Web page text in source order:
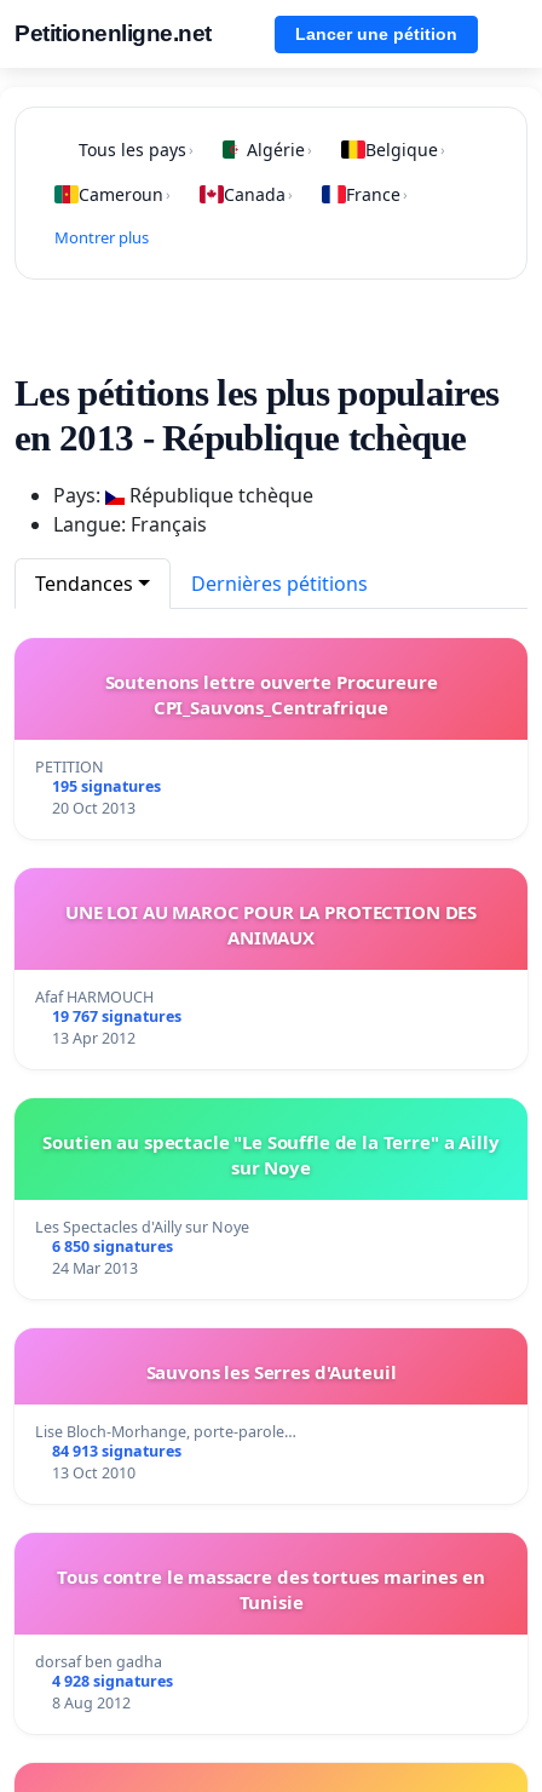
Petitionenligne.net Lancer une pétition
Tous les pays › Algérie› Belgique›
Cameroun › Canada › France›
Montrer plus
Les pétitions les plus populaires
en 2013 - République tchèque
Pays:
République tchèque
Langue: Français
Tendances Dernières pétitions
Soutenons lettre ouverte Procureure
CPI_Sauvons_Centrafrique
PETITION
195 signatures
20 Oct 2013
UNE LOI AU MAROC POUR LA PROTECTION DES
ANIMAUX
Afaf HARMOUCH
19 767 signatures
13 Apr 2012
Soutien au spectacle "Le Souffle de la Terre" a Ailly
sur Noye
Les Spectacles d'Ailly sur Noye
6 850 signatures
24 Mar 2013
Sauvons les Serres d'Auteuil
Lise Bloch-Morhange, porte-parole…
84 913 signatures
13 Oct 2010
Tous contre le massacre des tortues marines en
Tunisie
dorsaf ben gadha
4 928 signatures
8 Aug 2012